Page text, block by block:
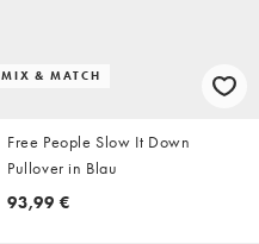
MIX & MATCH
Free People Slow It Down
Pullover in Blau
93,99 €